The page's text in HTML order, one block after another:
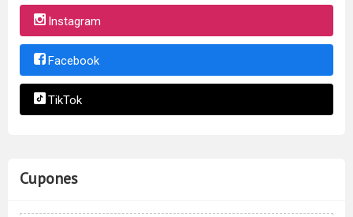
Instagram
Facebook
TikTok
Cupones